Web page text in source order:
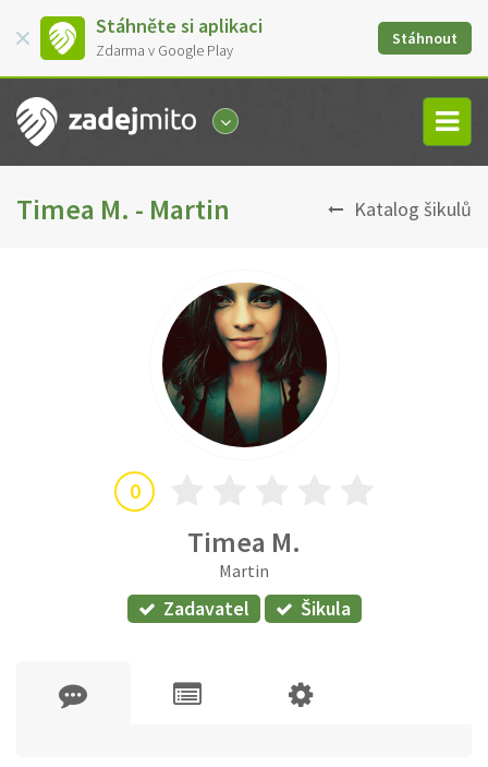
Stáhněte si aplikaci
Zdarma v Google Play
Stáhnout
Timea M. - Martin Katalog šikulů
0
Timea M.
Martin
Zadavatel Šikula